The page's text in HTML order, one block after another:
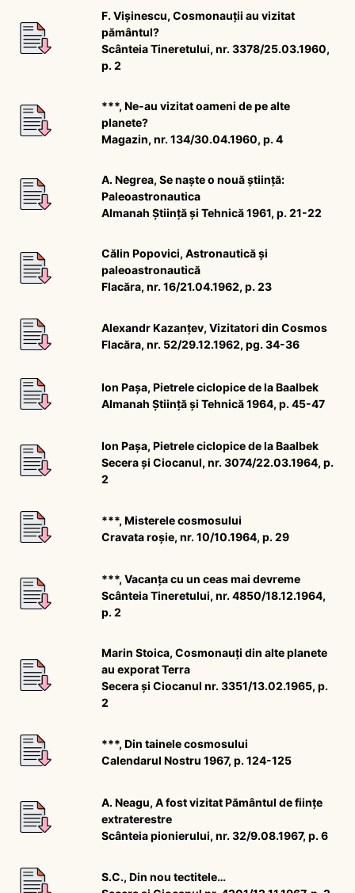
F. Vișinescu, Cosmonauții au vizitat
pământul?
Scânteia Tineretului, nr. 3378/25.03.1960,
p. 2
***, Ne-au vizitat oameni de pe alte
planete?
Magazin, nr. 134/30.04.1960, p. 4
A. Negrea, Se naște o nouă știință:
Paleoastronautica
Almanah Știință și Tehnică 1961, p. 21-22
Călin Popovici, Astronautică și
paleoastronautică
Flacăra, nr. 16/21.04.1962, p. 23
Alexandr Kazanțev, Vizitatori din Cosmos
Flacăra, nr. 52/29.12.1962, pg. 34-36
Ion Pașa, Pietrele ciclopice de la Baalbek
Almanah Știință și Tehnică 1964, p. 45-47
Ion Pașa, Pietrele ciclopice de la Baalbek
Secera și Ciocanul, nr. 3074/22.03.1964, p.
2
***, Misterele cosmosului
Cravata roșie, nr. 10/10.1964, p. 29
***, Vacanța cu un ceas mai devreme
Scânteia Tineretului, nr. 4850/18.12.1964,
p. 2
Marin Stoica, Cosmonauți din alte planete
au exporat Terra
Secera și Ciocanul nr. 3351/13.02.1965, p.
2
***, Din tainele cosmosului
Calendarul Nostru 1967, p. 124-125
A. Neagu, A fost vizitat Pământul de ființe
extraterestre
Scânteia pionierului, nr. 32/9.08.1967, p. 6
S.C., Din nou tectitele…